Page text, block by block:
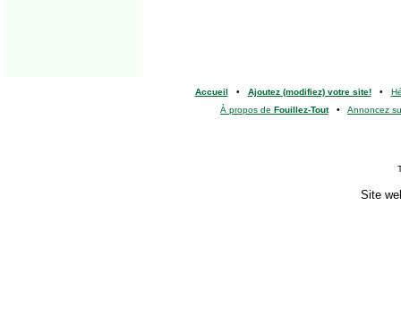
Accueil • Ajoutez (modifiez) votre site!•
À propos de Fouillez-Tout• Annoncez
Site